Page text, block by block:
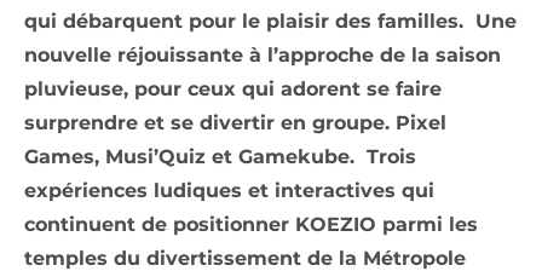
qui débarquent pour le plaisir des familles. Une
nouvelle réjouissante à l’approche de la saison
pluvieuse, pour ceux qui adorent se faire
surprendre et se divertir en groupe. Pixel
Games, Musi’Quiz et Gamekube. Trois
expériences ludiques et interactives qui
continuent de positionner KOEZIO parmi les
temples du divertissement de la Métropole